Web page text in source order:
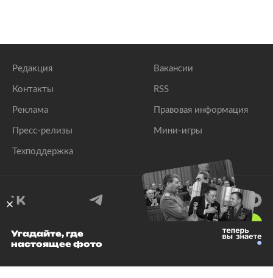
Редакция
Контакты
Реклама
Пресс-релизы
Техподдержка
Вакансии
RSS
Правовая информация
Мини-игры
© 1999–2026 Все права защищены.
Угадайте, где
настоящее фото